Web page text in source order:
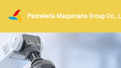
Pastelería Maquinaria Group Co.,